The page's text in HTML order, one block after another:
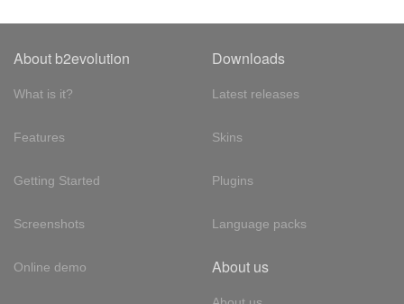
About b2evolution
What is it?
Features
Getting Started
Screenshots
Online demo
Downloads
Latest releases
Skins
Plugins
Language packs
About us